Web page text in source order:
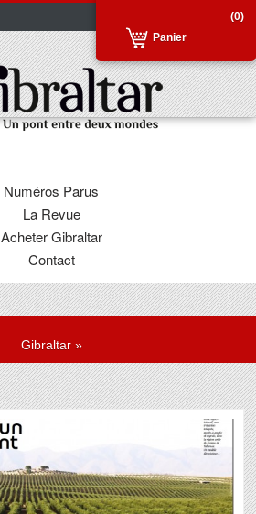
(0)
Panier
Numéros Parus
La Revue
Acheter Gibraltar
Contact
Gibraltar»